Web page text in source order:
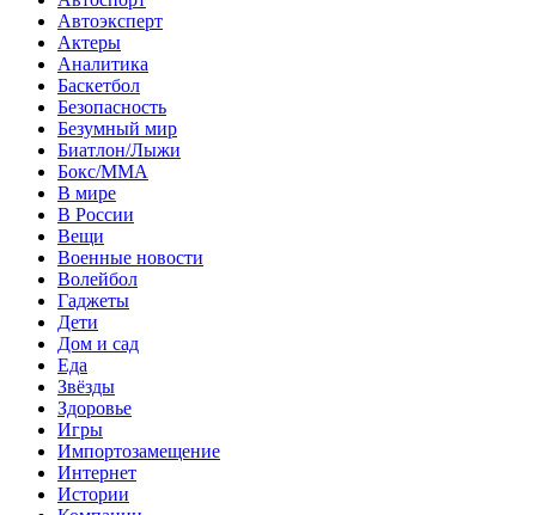
Автоэксперт
Актеры
Аналитика
Баскетбол
Безопасность
Безумный мир
Биатлон/Лыжи
Бокс/MMA
В мире
В России
Вещи
Военные новости
Волейбол
Гаджеты
Дети
Дом и сад
Еда
Звёзды
Здоровье
Игры
Импортозамещение
Интернет
Истории